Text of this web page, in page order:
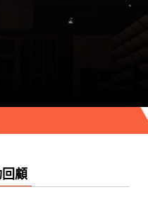
顧